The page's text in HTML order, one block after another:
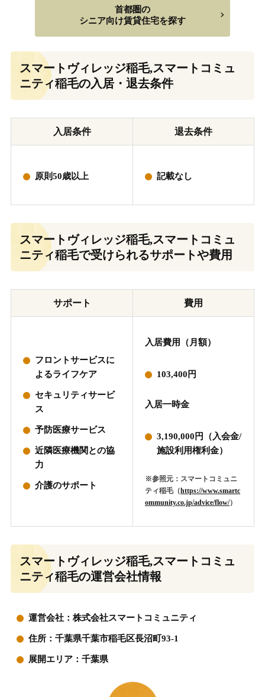
首都圏の
シニア向け賃貸住宅を探す
スマートヴィレッジ稲毛,スマートコミュ
ニティ稲毛の入居・退去条件
入居条件 退去条件
原則50歳以上 記載なし
スマートヴィレッジ稲毛,スマートコミュ
ニティ稲毛で受けられるサポートや費用
サポート 費用
フロントサービスに
よるライフケア
セキュリティサービ
ス
予防医療サービス
近隣医療機関との協
力
介護のサポート
入居費用（月額）
103,400円
入居一時金
3,190,000円（入会金/
施設利用権利金）
※参照元：スマートコミュニ
ティ稲毛（https://www.smartc
ommunity.co.jp/advice/flow/）
スマートヴィレッジ稲毛,スマートコミュ
ニティ稲毛の運営会社情報
運営会社：株式会社スマートコミュニティ
住所：千葉県千葉市稲毛区長沼町93-1
展開エリア：千葉県